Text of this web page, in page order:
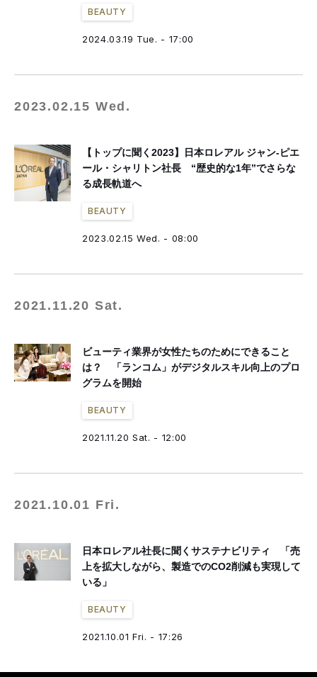
BEAUTY
2024.03.19 Tue. - 17:00
2023.02.15 Wed.
【トップに聞く2023】日本ロレアル ジャン-ピエ
ール・シャリトン社長 “歴史的な1年”でさらな
る成長軌道へ
BEAUTY
2023.02.15 Wed. - 08:00
2021.11.20 Sat.
ビューティ業界が女性たちのためにできること
は？ 「ランコム」がデジタルスキル向上のプロ
グラムを開始
BEAUTY
2021.11.20 Sat. - 12:00
2021.10.01 Fri.
日本ロレアル社長に聞くサステナビリティ 「売
上を拡大しながら、製造でのCO2削減も実現して
いる」
BEAUTY
2021.10.01 Fri. - 17:26